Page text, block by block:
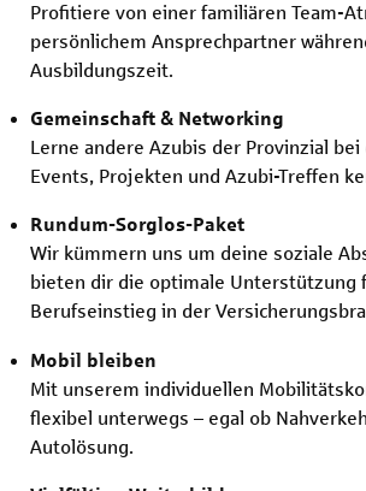
Profitiere von einer familiären Team-
persönlichem Ansprechpartner
Ausbildungszeit.
Gemeinschaft & Networking
Lerne andere Azubis der Provinzial
Events, Projekten und Azubi-Treffen
Rundum-Sorglos-Paket
Wir kümmern uns um deine soziale
bieten dir die optimale Unterstützung
Berufseinstieg in der
Mobil bleiben
Mit unserem individuellen
flexibel unterwegs – egal ob
Autolösung.